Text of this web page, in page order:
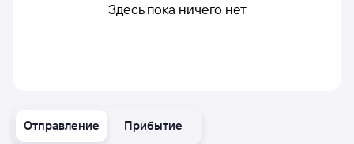
Отправление Прибытие
Здесь пока ничего нет